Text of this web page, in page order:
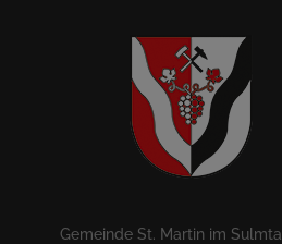
Gemeinde St. Martin im Sulmtal